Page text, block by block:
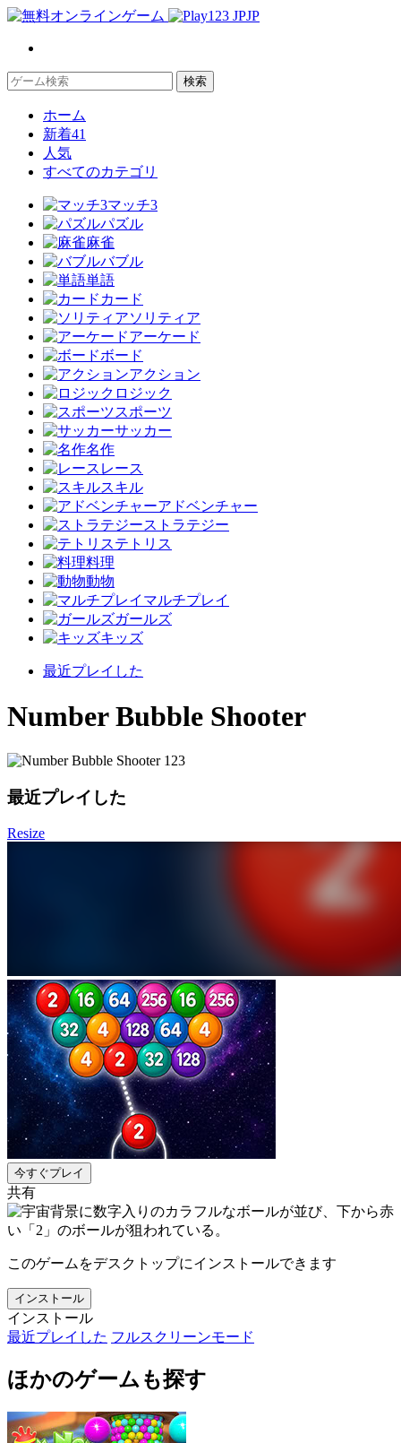
JP
検索
ホーム
新着41
人気
すべてのカテゴリ
マッチ3
パズル
麻雀
バブル
単語
カード
ソリティア
アーケード
ボード
アクション
ロジック
スポーツ
サッカー
名作
レース
スキル
アドベンチャー
ストラテジー
テトリス
料理
動物
マルチプレイ
ガールズ
キッズ
最近プレイした
Number Bubble Shooter
最近プレイした
Resize
今すぐプレイ
共有
このゲームをデスクトップにインストールできます
インストール
インストール
最近プレイした フルスクリーンモード
ほかのゲームも探す